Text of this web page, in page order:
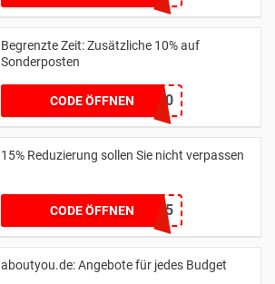
Begrenzte Zeit: Zusätzliche 10% auf
Sonderposten
CODE ÖFFNENMLSV10
15% Reduzierung sollen Sie nicht verpassen
CODE ÖFFNENSJQ15
aboutyou.de: Angebote für jedes Budget